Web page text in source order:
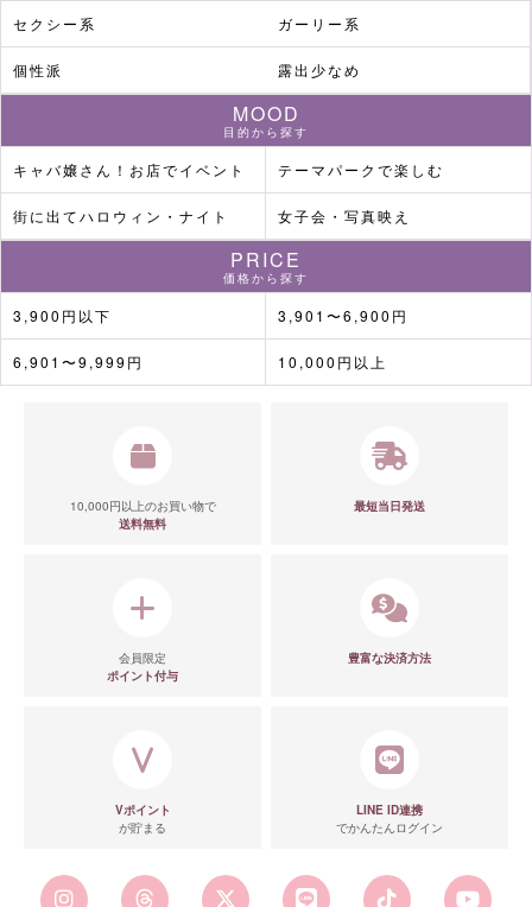
セクシー系 ガーリー系
個性派 露出少なめ
MOOD
目的から探す
キャバ嬢さん！お店でイベント テーマパークで楽しむ
街に出てハロウィン・ナイト 女子会・写真映え
PRICE
価格から探す
3,900円以下 3,901〜6,900円
6,901〜9,999円 10,000円以上
10,000円以上のお買い物で
送料無料
最短当日発送
会員限定
ポイント付与
豊富な決済方法
Vポイント
が貯まる
LINE ID連携
でかんたんログイン